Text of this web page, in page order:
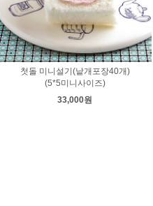
첫돌 미니설기(낱개포장40개)
(5*5미니사이즈)
33,000원